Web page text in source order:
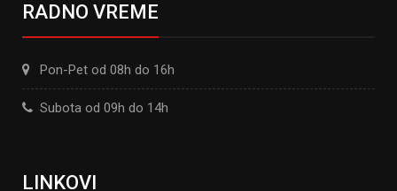
RADNO VREME
Pon-Pet od 08h do 16h
Subota od 09h do 14h
LINKOVI